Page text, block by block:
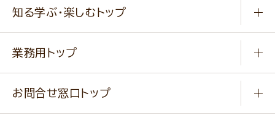
健康食品・他
新商品・リニューアル商品
通販サイト一覧
作り方動画
みなさまのレシピはこちら
知る学ぶ・楽しむトップ
ふっくらパンをつくりましょう
業務用トップ
お問合せ窓口トップ